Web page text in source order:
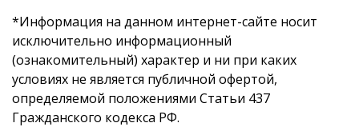
*Информация на данном интернет-сайте носит
исключительно информационный
(ознакомительный) характер и ни при каких
условиях не является публичной офертой,
определяемой положениями Статьи 437
Гражданского кодекса РФ.